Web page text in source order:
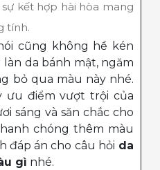
kết hợp hài hòa mang
tính.
cũng không hề kén
da bánh mật, ngăm
bỏ qua màu này nhé.
ưu điểm vượt trội của
sáng và săn chắc cho
chóng thêm màu
đáp án cho câu hỏi da
gì nhé.